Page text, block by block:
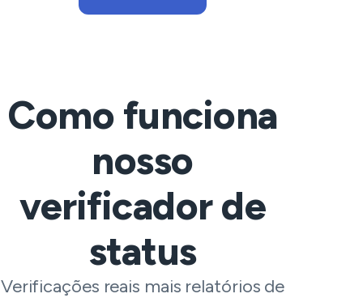
Como funciona
nosso
verificador de
status
Verificações reais mais relatórios de